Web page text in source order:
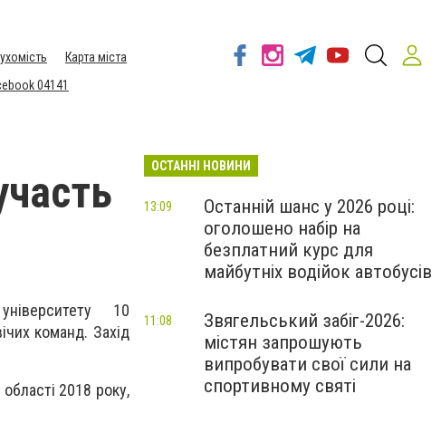
Карта міста
04141
10
команд. Захід
2018 року,
ОСТАННІ НОВИНИ
Останній шанс у 2026 році:
оголошено набір на
безплатний курс для
майбутніх водійок автобусів
13:09
Звягельський забіг-2026:
містян запрошують
випробувати свої сили на
спортивному святі
11:08